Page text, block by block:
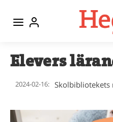
Elevers
2024-02-16: